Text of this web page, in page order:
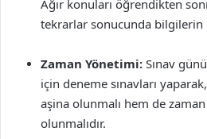
Ağır konuları öğrendikten
tekrarlar sonucunda bilgilerin
Zaman Yönetimi: Sınav
için deneme sınavları
aşina olunmalı hem de
olunmalıdır.